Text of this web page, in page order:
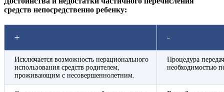
средств непосредственно ребенку:
+ -
Исключается возможность нерационального
использования средств родителем,
проживающим с несовершеннолетним.
Процедура
необходимостью